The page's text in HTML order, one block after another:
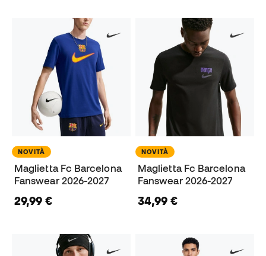
NOVITÀ
Maglietta Fc Barcelona
Fanswear 2026-2027
29,99 €
NOVITÀ
Maglietta Fc Barcelona
Fanswear 2026-2027
34,99 €